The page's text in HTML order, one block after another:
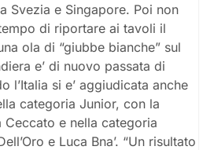
Svezia e Singapore. Poi non
di riportare ai tavoli il
ola di “giubbe bianche” sul
e’ di nuovo passata di
l’Italia si e’ aggiudicata anche
categoria Junior, con la
e nella categoria
e Luca Bna’. “Un risultato